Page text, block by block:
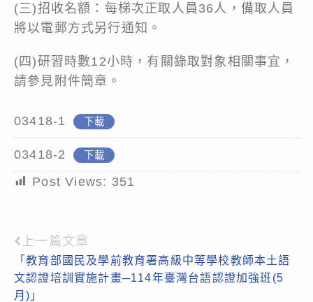
(三)招收名額：每梯次正取人員36人，備取人員
將以電郵方式另行通知。
(四)研習時數12小時，有關錄取對象相關事宜，
請參見附件簡章。
03418-1 下載
03418-2 下載
Post Views: 351
Read
more
articles
上一篇文章
「教育部國民及學前教育署高級中等學校教師本土語
文認證培訓實施計畫─114年臺灣台語認證加強班(5
月)」